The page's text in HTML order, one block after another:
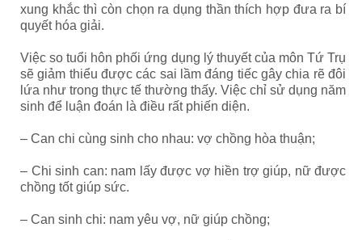
xung khắc thì còn chọn ra dụng thần thích hợp đưa ra bí
quyết hóa giải.
Việc so tuổi hôn phối ứng dụng lý thuyết của môn Tứ Trụ
sẽ giảm thiểu được các sai lầm đáng tiếc gây chia rẽ đôi
lứa như trong thực tế thường thấy. Việc chỉ sử dụng năm
sinh để luận đoán là điều rất phiến diện.
– Can chi cùng sinh cho nhau: vợ chồng hòa thuận;
– Chi sinh can: nam lấy được vợ hiền trợ giúp, nữ được
chồng tốt giúp sức.
– Can sinh chi: nam yêu vợ, nữ giúp chồng;